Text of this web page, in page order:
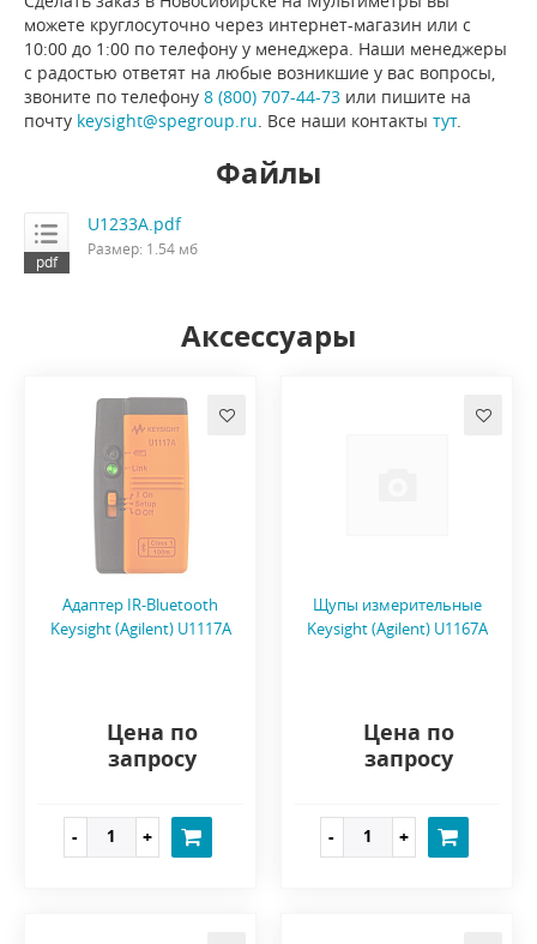
можете круглосуточно через интернет-магазин или с
10:00 до 1:00 по телефону у менеджера. Наши менеджеры
с радостью ответят на любые возникшие у вас вопросы,
звоните по телефону 8 (800) 707-44-73 или пишите на
почту keysight@spegroup.ru . Все наши контакты тут.
Файлы
U1233A.pdf
Размер: 1.54 мб
Аксессуары
Адаптер IR-Bluetooth
Keysight (Agilent) U1117A
Цена по
запросу
Щупы измерительные
Keysight (Agilent) U1167A
Цена по
запросу